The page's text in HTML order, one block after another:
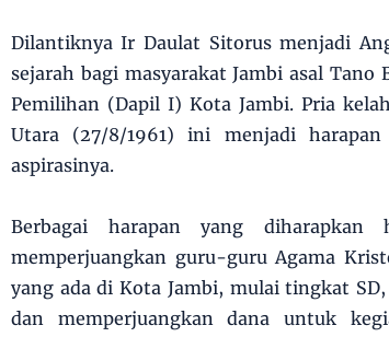
Dilantiknya Ir Daulat Sitorus menjadi
sejarah bagi masyarakat Jambi asal
Pemilihan (Dapil I) Kota Jambi. Pria
Utara (27/8/1961) ini menjadi
aspirasinya.
Berbagai harapan yang
memperjuangkan guru-guru Agama
yang ada di Kota Jambi, mulai tingkat
dan memperjuangkan dana untuk